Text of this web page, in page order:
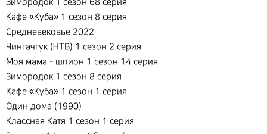
Зимородок 1 сезон 68 серия
Кафе «Куба» 1 сезон 8 серия
Средневековье 2022
Чингачгук (НТВ) 1 сезон 2 серия
Моя мама - шпион 1 сезон 14 серия
Зимородок 1 сезон 8 серия
Кафе «Куба» 1 сезон 1 серия
Один дома (1990)
Классная Катя 1 сезон 1 серия